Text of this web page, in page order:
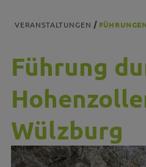
VERANSTALTUNGEN FÜHRUNGEN
Führung
Wülzburg